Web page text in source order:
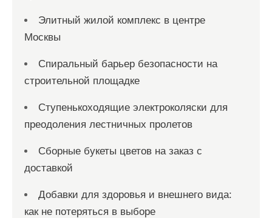
Элитный жилой комплекс в центре
Москвы
Спиральный барьер безопасности на
строительной площадке
Ступенькоходящие электроколяски для
преодоления лестничных пролетов
Сборные букеты цветов на заказ с
доставкой
Добавки для здоровья и внешнего вида:
как не потеряться в выборе